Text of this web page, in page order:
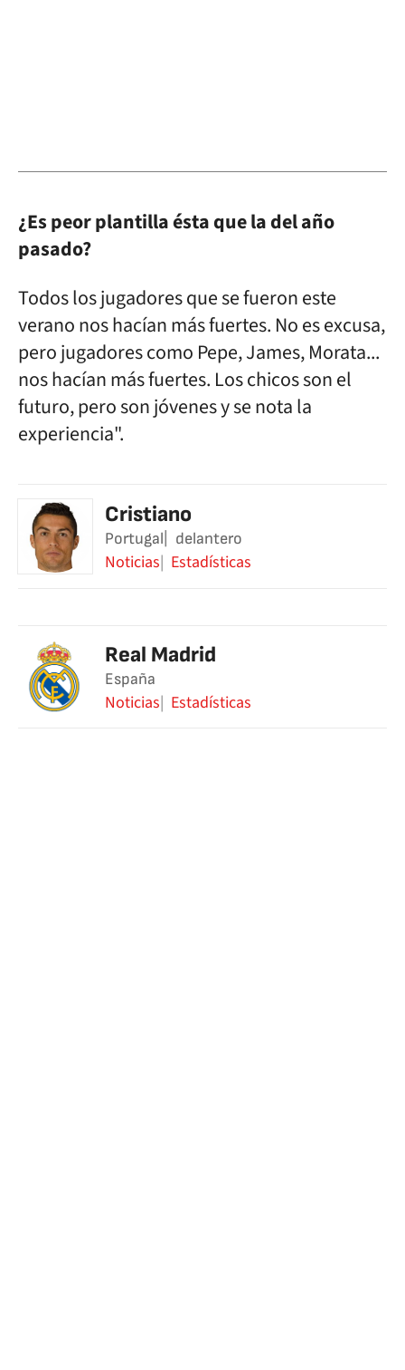
¿Es peor plantilla ésta que la del año
pasado?
Todos los jugadores que se fueron este
verano nos hacían más fuertes. No es excusa,
pero jugadores como Pepe, James, Morata...
nos hacían más fuertes. Los chicos son el
futuro, pero son jóvenes y se nota la
experiencia".
Cristiano
Portugal delantero
Noticias Estadísticas
Real Madrid
España
Noticias Estadísticas